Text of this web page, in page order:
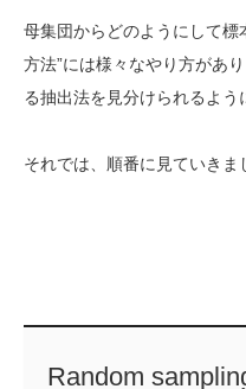
母集団からどのようにして標
方法”には様々なやり方があ
る抽出法を見分けられるよう
それでは、順番に見ていきま
Random